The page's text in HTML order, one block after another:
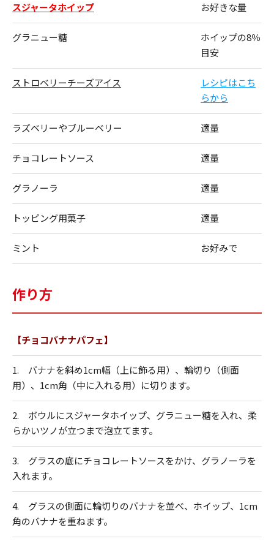
スジャータホイップ お好きな量
グラニュー糖
ホイップの8％
目安
ストロベリーチーズアイス
レシピはこち
らから
ラズベリーやブルーベリー 適量
チョコレートソース 適量
グラノーラ 適量
トッピング用菓子 適量
ミント お好みで
作り方
【チョコバナナパフェ】
1. バナナを斜め1cm幅（上に飾る用）、輪切り（側面
用）、1cm角（中に入れる用）に切ります。
2. ボウルにスジャータホイップ、グラニュー糖を入れ、柔
らかいツノが立つまで泡立てます。
3. グラスの底にチョコレートソースをかけ、グラノーラを
入れます。
4. グラスの側面に輪切りのバナナを並べ、ホイップ、1cm
角のバナナを重ねます。